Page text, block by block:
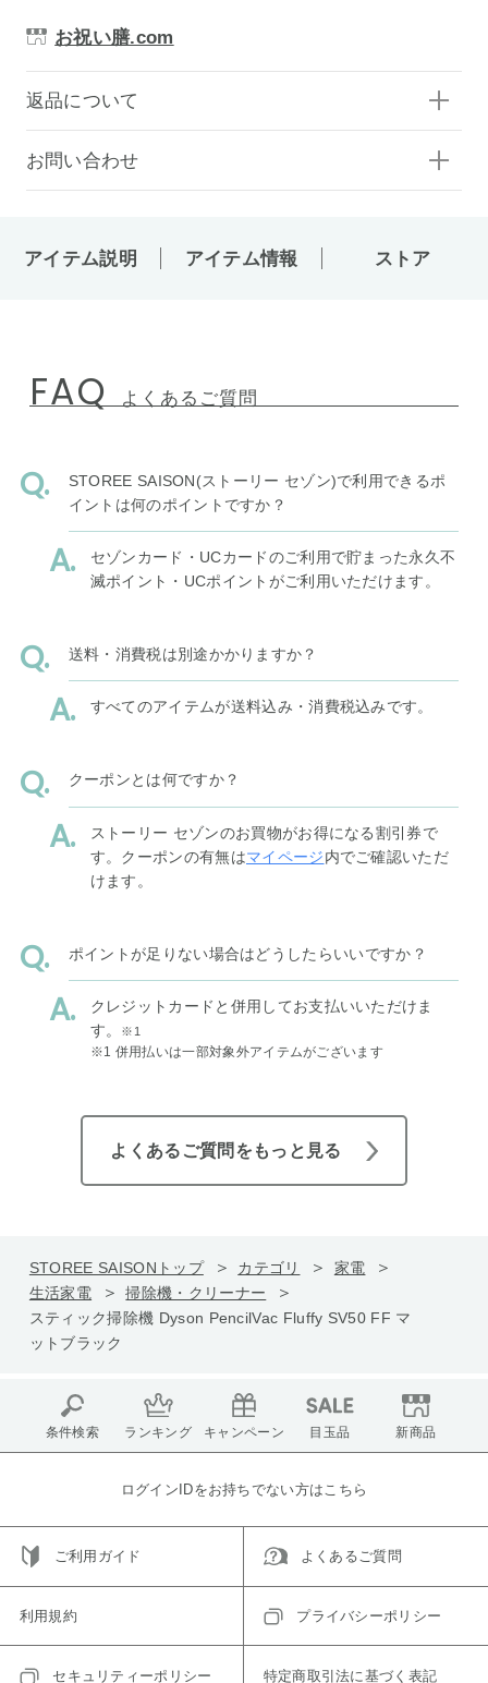
お祝い膳.com
返品について
お問い合わせ
アイテム説明 アイテム情報 ストア
FAQ よくあるご質問
STOREE SAISON(ストーリー セゾン)で利用できるポ
イントは何のポイントですか？
セゾンカード・UCカードのご利用で貯まった永久不
滅ポイント・UCポイントがご利用いただけます。
送料・消費税は別途かかりますか？
すべてのアイテムが送料込み・消費税込みです。
クーポンとは何ですか？
ストーリー セゾンのお買物がお得になる割引券で
す。クーポンの有無はマイページ内でご確認いただ
けます。
ポイントが足りない場合はどうしたらいいですか？
クレジットカードと併用してお支払いいただけま
す。
※1
※1 併用払いは一部対象外アイテムがございます
よくあるご質問をもっと見る
STOREE SAISONトップ カテゴリ
家電
生活家電
掃除機・クリーナー
スティック掃除機 Dyson PencilVac Fluffy SV50 FF マ
ットブラック
条件検索 ランキング キャンペーン 目玉品 新商品
ログインIDをお持ちでない方はこちら
ご利用ガイド よくあるご質問
利用規約 プライバシーポリシー
セキュリティーポリシー 特定商取引法に基づく表記